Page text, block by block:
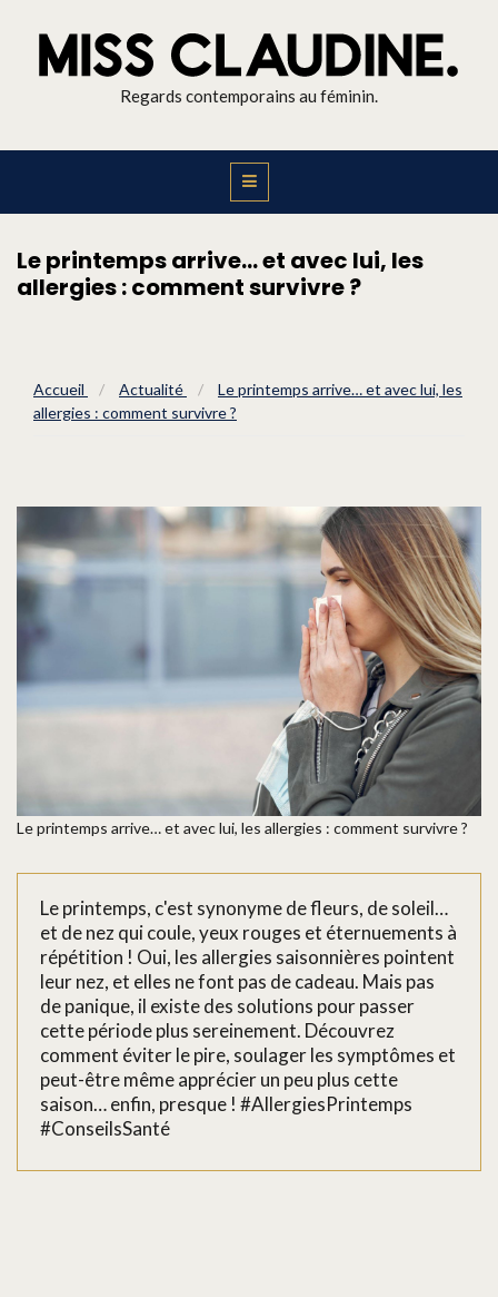
Regards contemporains au féminin.
Le printemps arrive… et avec lui, les
allergies : comment survivre ?
Accueil / Actualité /
Le printemps arrive… et avec lui, les
allergies : comment survivre ?
Le printemps arrive… et avec lui, les allergies : comment survivre ?
Le printemps, c'est synonyme de fleurs, de soleil…
et de nez qui coule, yeux rouges et éternuements à
répétition ! Oui, les allergies saisonnières pointent
leur nez, et elles ne font pas de cadeau. Mais pas
de panique, il existe des solutions pour passer
cette période plus sereinement. Découvrez
comment éviter le pire, soulager les symptômes et
peut-être même apprécier un peu plus cette
saison… enfin, presque ! #AllergiesPrintemps
#ConseilsSanté